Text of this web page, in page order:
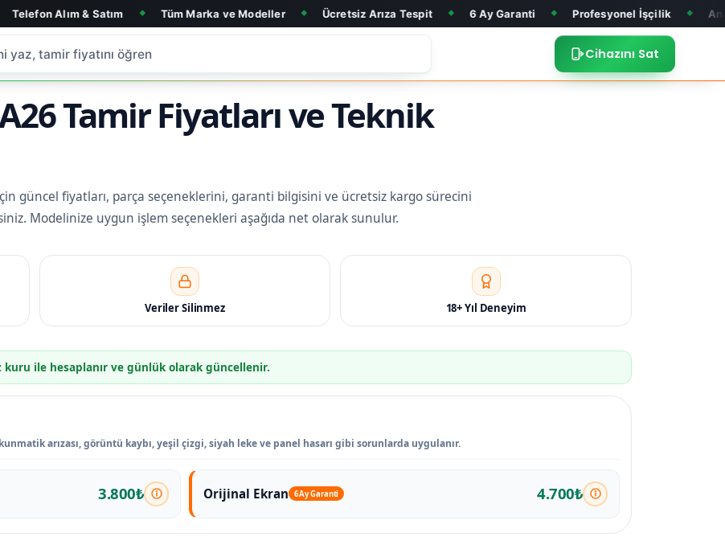
& Satım ◆ Tüm Marka ve Modeller ◆ Ücretsiz Arıza Tespit ◆ 6 Ay Garanti ◆ Profesyonel İşçilik ◆ Anakart Tamiri
Cihazını Sat
Tamir Fiyatları ve Teknik
güncel fiyatları, parça seçeneklerini, garanti bilgisini ve ücretsiz kargo sürecini
Modelinize uygun işlem seçenekleri aşağıda net olarak sunulur.
Veriler Silinmez 18+ Yıl Deneyim
ile hesaplanır ve günlük olarak güncellenir.
arızası, görüntü kaybı, yeşil çizgi, siyah leke ve panel hasarı gibi sorunlarda uygulanır.
3.800₺ Orijinal Ekran 6 Ay Garanti 4.700₺